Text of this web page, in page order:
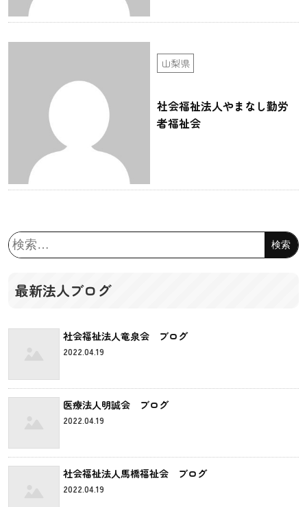
山梨県
社会福祉法人やまなし勤労
者福祉会
検
索:
最新法人ブログ
社会福祉法人竜泉会 ブログ
2022.04.19
医療法人明誠会 ブログ
2022.04.19
社会福祉法人馬橋福祉会 ブログ
2022.04.19